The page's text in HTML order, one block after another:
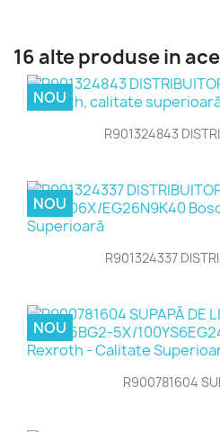
16 alte produse in
R901324843
NOU
R901324337
NOU
R900781604
NOU